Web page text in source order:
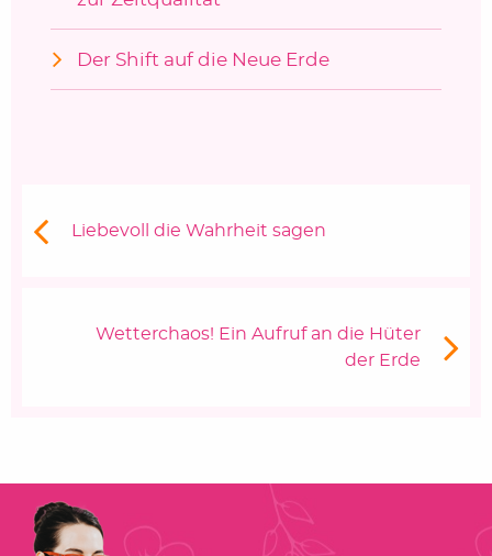
Der Shift auf die Neue Erde
Vorheriger Beitrag:
Liebevoll die Wahrheit sagen
Nächster Beitrag
Wetterchaos! Ein Aufruf an die Hüter
der Erde